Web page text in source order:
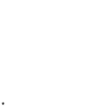
*Erforderlich